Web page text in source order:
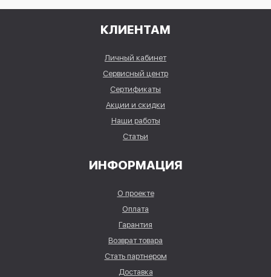
КЛИЕНТАМ
Личный кабинет
Сервисный центр
Сертификаты
Акции и скидки
Наши работы
Статьи
ИНФОРМАЦИЯ
О проекте
Оплата
Гарантия
Возврат товара
Стать партнером
Доставка